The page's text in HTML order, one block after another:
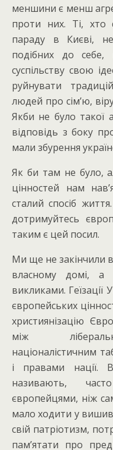
меншини є менш
проти них. Ті, хто
параду в Києві,
подібних до себе,
суспільству свою
руйнувати
людей про сім’ю,
Якби не було такої
відповідь з боку
мали збурення
Як би там не було,
цінностей нам
сталий спосіб
дотримуйтесь
таким є цей посил.
Ми ще не закінчили
власному домі, а
викликами. Геїзації
європейських
християнізацію
між
націоналістичним
і правами нації.
називають,
європейцями, ніж
мало ходити у
свій патріотизм,
пам’ятати про